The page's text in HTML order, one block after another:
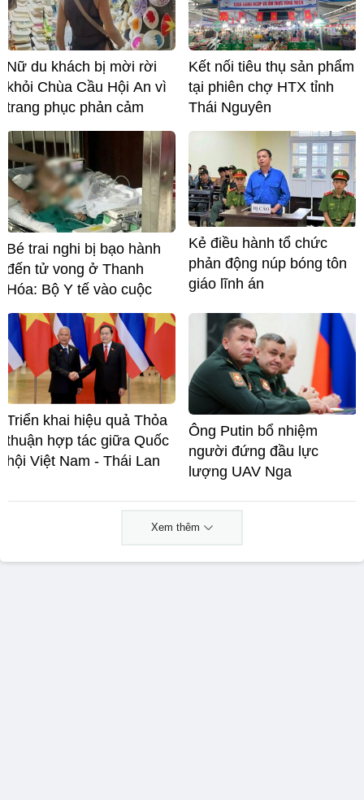
Nữ du khách bị mời rời
khỏi Chùa Cầu Hội An vì
trang phục phản cảm
Kết nối tiêu thụ sản phẩm
tại phiên chợ HTX tỉnh
Thái Nguyên
Bé trai nghi bị bạo hành
đến tử vong ở Thanh
Hóa: Bộ Y tế vào cuộc
Kẻ điều hành tổ chức
phản động núp bóng tôn
giáo lĩnh án
Triển khai hiệu quả Thỏa
thuận hợp tác giữa Quốc
hội Việt Nam - Thái Lan
Ông Putin bổ nhiệm
người đứng đầu lực
lượng UAV Nga
Xem thêm